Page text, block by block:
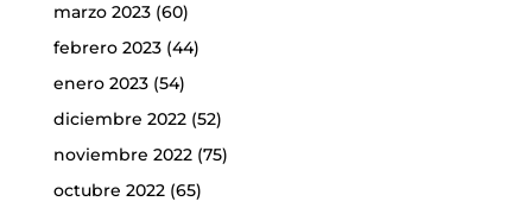
marzo 2023(60)
febrero 2023(44)
enero 2023(54)
diciembre 2022(52)
noviembre 2022(75)
octubre 2022(65)